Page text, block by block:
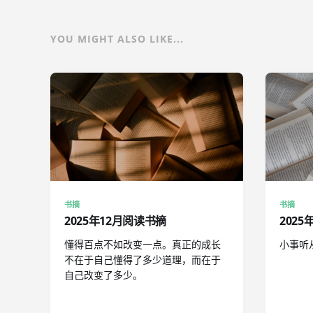
YOU MIGHT ALSO LIKE...
书摘
2025年12月阅读书摘
懂得百点不如改变一点。真正的成长
不在于自己懂得了多少道理，而在于
自己改变了多少。
书摘
2025
小事听